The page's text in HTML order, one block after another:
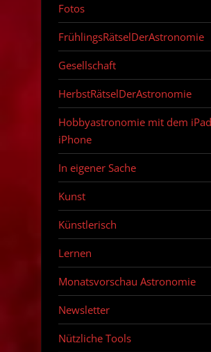
Fotos
FrühlingsRätselDerAstronomie
Gesellschaft
HerbstRätselDerAstronomie
Hobbyastronomie mit dem
iPhone
In eigener Sache
Kunst
Künstlerisch
Lernen
Monatsvorschau Astronomie
Newsletter
Nützliche Tools